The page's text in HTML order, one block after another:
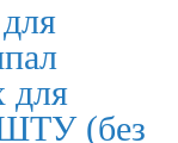
для
(без